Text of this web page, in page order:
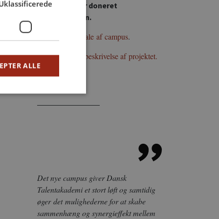
Kommune har doneret
byggegrunden.
Realdanias omtale af campus.
FærchFondens beskrivelse af projektet.
Det nye campus giver Dansk
Talentakademi et stort løft og samtidig
øger det mulighederne for at skabe
sammenhæng og synergieffekt mellem
ALLE